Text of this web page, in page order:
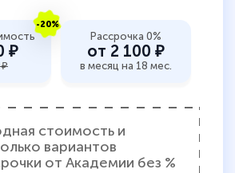
-20%
₽
Рассрочка 0%
от 2 100 ₽
в месяц на 18 мес.
стоимость и
вариантов
от Академии без %